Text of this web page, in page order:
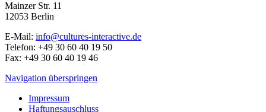
Mainzer Str. 11
12053 Berlin
E-Mail: info@cultures-interactive.de
Telefon: +49 30 60 40 19 50
Fax: +49 30 60 40 19 46
Navigation überspringen
Impressum
Haftungsauschluss